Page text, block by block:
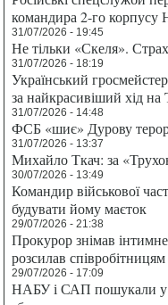
командира 2-го корпусу
31/07/2026 - 19:45
Не тільки «Скеля».
31/07/2026 - 18:19
Український
за найкрасивіший хід на
31/07/2026 - 14:48
ФСБ «шиє» Дурову
31/07/2026 - 13:37
Михайло Ткач: за
30/07/2026 - 13:49
Командир військової
будувати йому маєток
29/07/2026 - 21:38
Прокурор знімав
розсилав
29/07/2026 - 17:09
НАБУ і САП пошукали у